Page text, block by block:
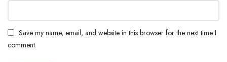
Save my name, email, and website in this browser for the next time I
comment.